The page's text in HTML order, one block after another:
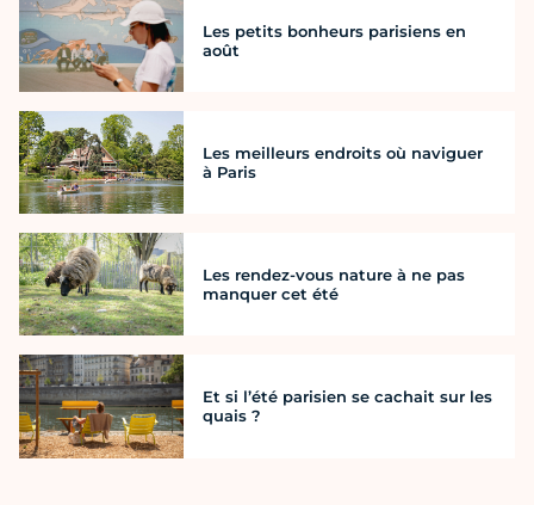
Les petits bonheurs parisiens en
août
Les meilleurs endroits où naviguer
à Paris
Les rendez-vous nature à ne pas
manquer cet été
Et si l’été parisien se cachait sur les
quais ?